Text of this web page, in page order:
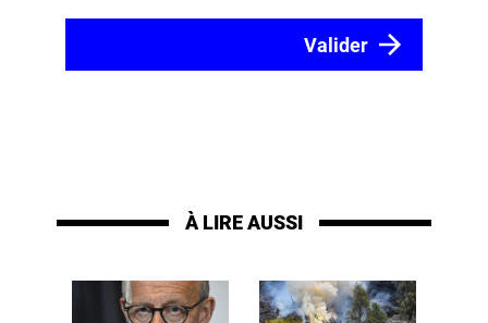
À LIRE AUSSI